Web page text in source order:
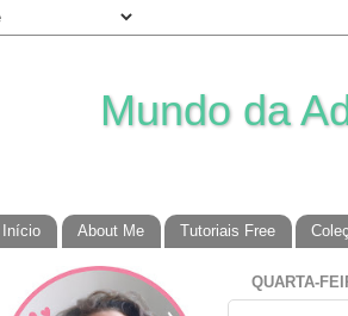
Mundo da
Início About Me Tutoriais Free
QUARTA-